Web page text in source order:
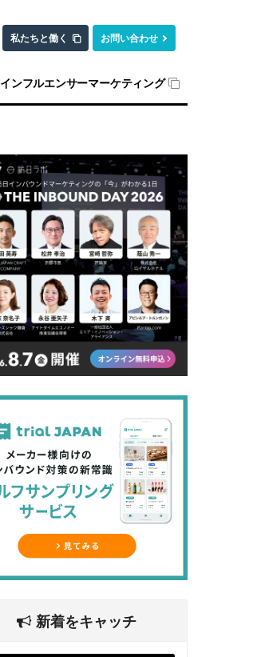
私たちと働く お問い合わせ
インフルエンサーマーケティング
新着をキャッチ